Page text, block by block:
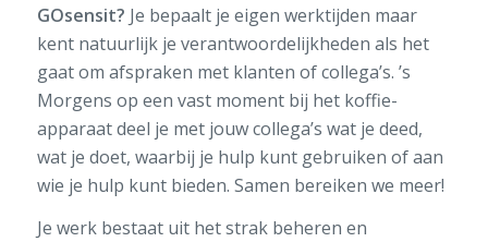
GOsensit? Je bepaalt je eigen werktijden maar
kent natuurlijk je verantwoordelijkheden als het
gaat om afspraken met klanten of collega’s. ’s
Morgens op een vast moment bij het koffie-
apparaat deel je met jouw collega’s wat je deed,
wat je doet, waarbij je hulp kunt gebruiken of aan
wie je hulp kunt bieden. Samen bereiken we meer!
Je werk bestaat uit het strak beheren en